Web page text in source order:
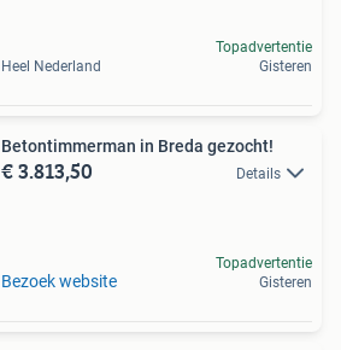
Heel Nederland
Topadvertentie
Gisteren
Betontimmerman in Breda gezocht!
€ 3.813,50 Details
Bezoek website
Topadvertentie
Gisteren